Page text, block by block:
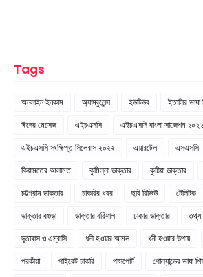
Tags
অনলাইন ইনকাম অ্যাম্বুলেন্স ইউটিউব ইতালির ভাষা
ঈদের মেসেজ
এইচএসসি
এইচএসসি বাংলা সাজেশন ২০২২
এইচএসসি সংক্ষিপ্ত সিলেবাস ২০২২
এয়ারটেল এসএসসি
কিয়ামতের আলামত
কুমিল্লা ডাক্তার কুষ্টিয়া ডাক্তার
চট্টগ্রাম ডাক্তার
চাকরির খবর ছবি রিভিউ টেলিটক
ডাক্তার বগুড়া
ডাক্তার বরিশাল ঢাকার ডাক্তার তথ্য
দূতাবাস ও এম্বাসি
ধনী হওয়ার আমল ধনী হওয়ার উপায়
পরকীয়া
পাইবেট চাকরি পাসপোর্ট পোল্যান্ডের ভাষা